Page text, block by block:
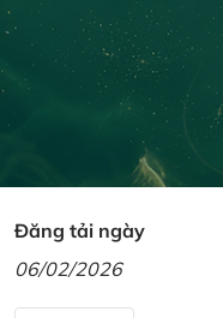
Đăng tải ngày
06/02/2026